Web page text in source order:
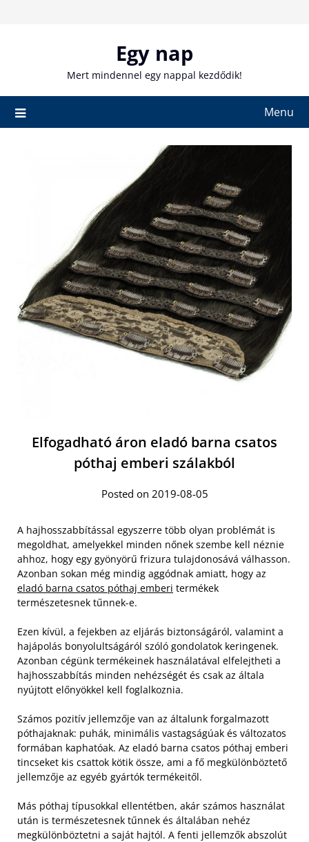
Egy nap
Mert mindennel egy nappal kezdődik!
Menu
Elfogadható áron eladó barna csatos
póthaj emberi szálakból
Posted on 2019-08-05
A hajhosszabbítással egyszerre több olyan problémát is
megoldhat, amelyekkel minden nőnek szembe kell néznie
ahhoz, hogy egy gyönyörű frizura tulajdonosává válhasson.
Azonban sokan még mindig aggódnak amiatt, hogy az
eladó barna csatos póthaj emberi termékek
természetesnek tűnnek-e.
Ezen kívül, a fejekben az eljárás biztonságáról, valamint a
hajápolás bonyolultságáról szóló gondolatok keringenek.
Azonban cégünk termékeinek használatával elfelejtheti a
hajhosszabbítás minden nehézségét és csak az általa
nyújtott előnyökkel kell foglalkoznia.
Számos pozitív jellemzője van az általunk forgalmazott
póthajaknak: puhák, minimális vastagságúak és változatos
formában kaphatóak. Az eladó barna csatos póthaj emberi
tincseket kis csattok kötik össze, ami a fő megkülönböztető
jellemzője az egyéb gyártók termékeitől.
Más póthaj típusokkal ellentétben, akár számos használat
után is természetesnek tűnnek és általában nehéz
megkülönböztetni a saját hajtól. A fenti jellemzők abszolút